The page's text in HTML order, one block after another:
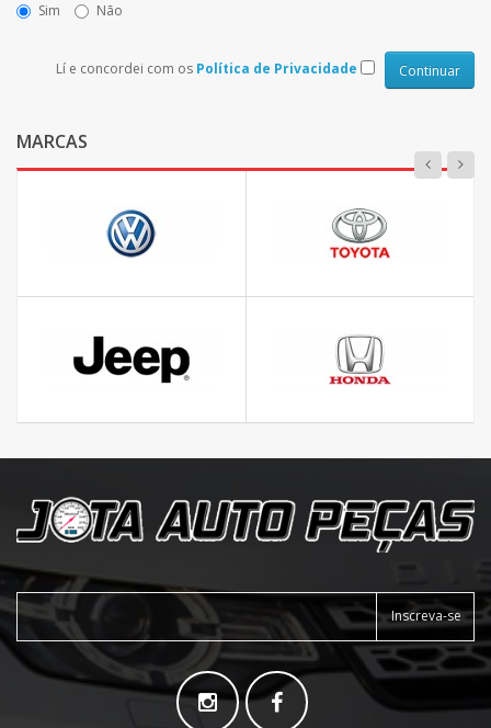
Sim
Não
Lí e concordei com os Política de Privacidade
MARCAS
Inscreva-se